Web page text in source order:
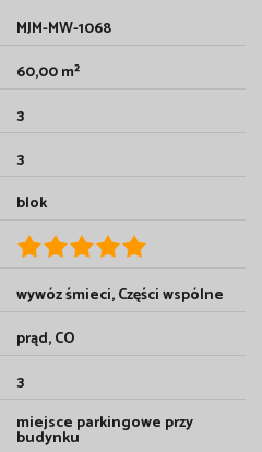
MJM-MW-1068
60,00 m²
3
3
blok
wywóz śmieci, Części wspólne
prąd, CO
3
miejsce parkingowe przy
budynku